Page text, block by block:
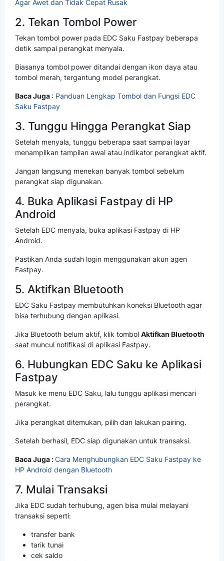
Agar Awet dan Tidak Cepat Rusak
2. Tekan Tombol Power
Tekan tombol power pada EDC Saku Fastpay beberapa
detik sampai perangkat menyala.
Biasanya tombol power ditandai dengan ikon daya atau
tombol merah, tergantung model perangkat.
Baca Juga : Panduan Lengkap Tombol dan Fungsi EDC
Saku Fastpay
3. Tunggu Hingga Perangkat Siap
Setelah menyala, tunggu beberapa saat sampai layar
menampilkan tampilan awal atau indikator perangkat aktif.
Jangan langsung menekan banyak tombol sebelum
perangkat siap digunakan.
4. Buka Aplikasi Fastpay di HP
Android
Setelah EDC menyala, buka aplikasi Fastpay di HP
Android.
Pastikan Anda sudah login menggunakan akun agen
Fastpay.
5. Aktifkan Bluetooth
EDC Saku Fastpay membutuhkan koneksi Bluetooth agar
bisa terhubung dengan aplikasi.
Jika Bluetooth belum aktif, klik tombol Aktifkan Bluetooth
saat muncul notifikasi di aplikasi Fastpay.
6. Hubungkan EDC Saku ke Aplikasi
Fastpay
Masuk ke menu EDC Saku, lalu tunggu aplikasi mencari
perangkat.
Jika perangkat ditemukan, pilih dan lakukan pairing.
Setelah berhasil, EDC siap digunakan untuk transaksi.
Baca Juga :Cara Menghubungkan EDC Saku Fastpay ke
HP Android dengan Bluetooth
7. Mulai Transaksi
Jika EDC sudah terhubung, agen bisa mulai melayani
transaksi seperti:
transfer bank
tarik tunai
cek saldo